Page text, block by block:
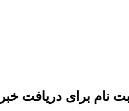
نام برای دریافت